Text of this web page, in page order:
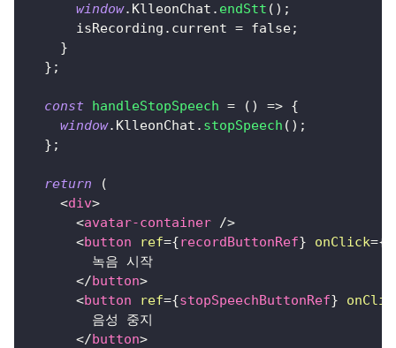
window. KlleonChat . endStt ( ) ;
      isRecording
. current = false;
}
} ;
const handleStopSpeech = ( ) => {
window. KlleonChat . stopSpeech ( ) ;
} ;
return
(
<div>
<avatar-container />
<button ref={recordButtonRef} onClick={
        녹음 시작
</button>
<button ref={stopSpeechButtonRef}
        음성 중지
</button>